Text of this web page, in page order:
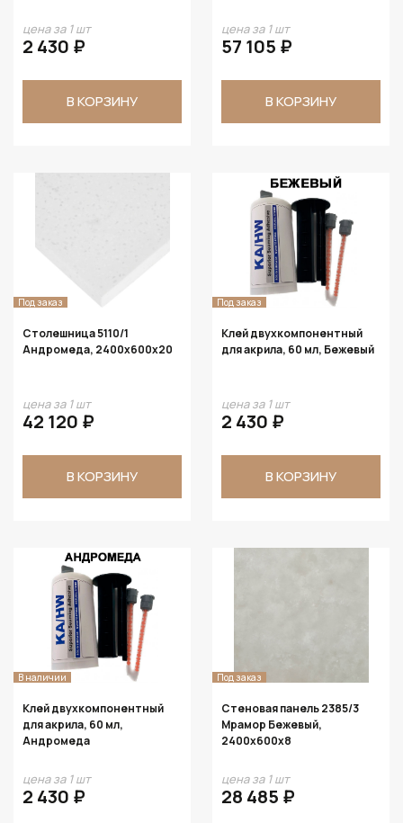
цена за 1 шт
2 430 ₽
В КОРЗИНУ
цена за 1 шт
57 105 ₽
В КОРЗИНУ
Под заказ
Столешница 5110/1
Андромеда, 2400х600х20
цена за 1 шт
42 120 ₽
В КОРЗИНУ
Под заказ
Клей двухкомпонентный
для акрила, 60 мл, Бежевый
цена за 1 шт
2 430 ₽
В КОРЗИНУ
В наличии
Клей двухкомпонентный
для акрила, 60 мл,
Андромеда
цена за 1 шт
2 430 ₽
Под заказ
Стеновая панель 2385/3
Мрамор Бежевый,
2400х600х8
цена за 1 шт
28 485 ₽